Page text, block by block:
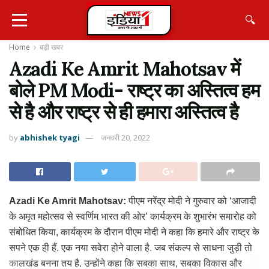
🔍
Home बड़ी खबर
Azadi Ke Amrit Mahotsav में
बोले PM Modi- राष्ट्र का अस्तित्व हम
से है और राष्ट्र से ही हमारा अस्तित्व है
by abhishek tyagi जनवरी 20, 2022
Azadi Ke Amrit Mahotsav: पीएम नरेंद्र मोदी ने गुरुवार को ‘आजादी
के अमृत महोत्सव से स्वर्णिम भारत की ओर’ कार्यक्रम के शुभारंभ समारोह को
संबोधित किया, कार्यक्रम के दौरान पीएम मोदी ने कहा कि हमारे और राष्ट्र के
सपने एक ही हैं. एक नया सवेरा होने वाला है. जब संकल्प से साधना जुड़ी तो
कालखंड बनना तय है. उन्होंने कहा कि सबका साथ, सबका विकास और